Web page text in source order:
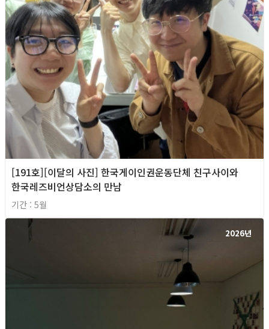
[191호][이달의 사진] 한국게이인권운동단체 친구사이와
한국레즈비언상담소의 만남
기간 : 5월
2026년